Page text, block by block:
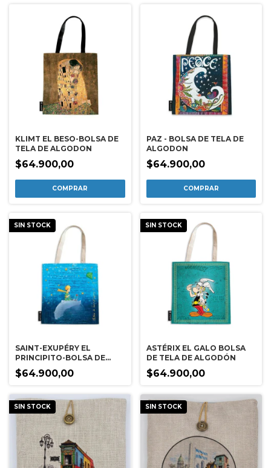
KLIMT EL BESO-BOLSA DE
TELA DE ALGODON
$64.900,00
PAZ - BOLSA DE TELA DE
ALGODON
$64.900,00
SIN STOCK
SAINT-EXUPÉRY EL
PRINCIPITO-BOLSA DE
TELA DE ALGODON
$64.900,00
SIN STOCK
ASTÉRIX EL GALO BOLSA
DE TELA DE ALGODÓN
$64.900,00
SIN STOCK SIN STOCK